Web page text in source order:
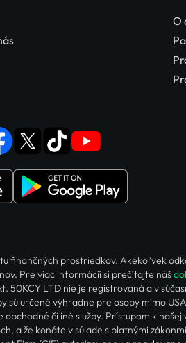
O
prostriedkov. Akékoľvek
Pre viac informácií si prečítajte náš
LTD nie je registrovaná a v
určené výhradne pre osoby mimo
či iné služby. Prístupom k
a že konáte v súlade s platnými